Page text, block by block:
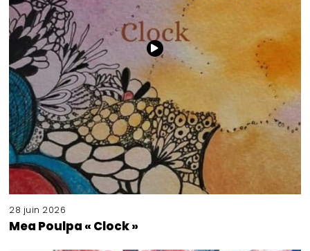
28 juin 2026
Mea Poulpa « Clock »